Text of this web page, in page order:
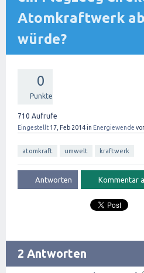
Atomkraftwerk
würde?
0
Punkte
710 Aufrufe
Eingestellt 17, Feb 2014in Energiewende
atomkraft umwelt kraftwerk
2 Antworten